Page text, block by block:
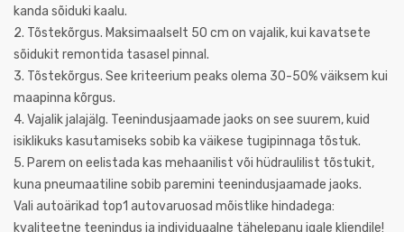
kanda sõiduki kaalu.
2. Tõstekõrgus. Maksimaalselt 50 cm on vajalik, kui kavatsete
sõidukit remontida tasasel pinnal.
3. Tõstekõrgus. See kriteerium peaks olema 30-50% väiksem kui
maapinna kõrgus.
4. Vajalik jalajälg. Teenindusjaamade jaoks on see suurem, kuid
isiklikuks kasutamiseks sobib ka väikese tugipinnaga tõstuk.
5. Parem on eelistada kas mehaanilist või hüdraulilist tõstukit,
kuna pneumaatiline sobib paremini teenindusjaamade jaoks.
Vali autoärikad top1 autovaruosad mõistlike hindadega:
kvaliteetne teenindus ja individuaalne tähelepanu igale kliendile!